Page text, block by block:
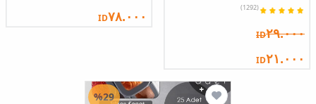
(1292)
ID٢٩.٠٠٠
ID٢١.٠٠٠
ID٧٨.٠٠٠
%29